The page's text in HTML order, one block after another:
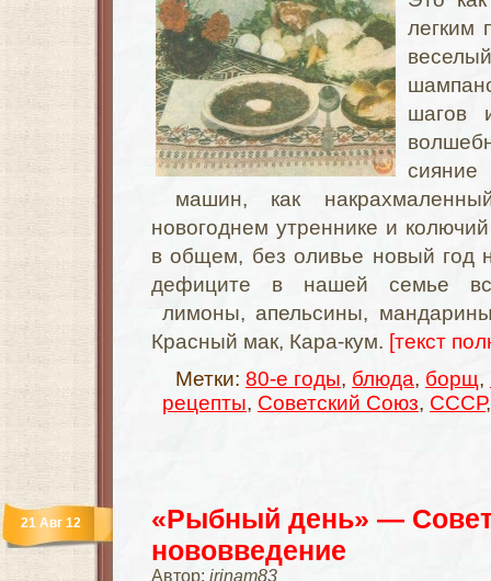
легким
шагов
машин, как
новогоднем утреннике и
в общем, без оливье новый год
дефиците в нашей семье
лимоны, апельсины,
Красный мак, Кара-кум. [текст
Метки: 80-е годы, блюда, борщ,
рецепты, Советский Союз, СССР
«Рыбный день» —
нововведение
Автор: irinam83
21 Авг 12